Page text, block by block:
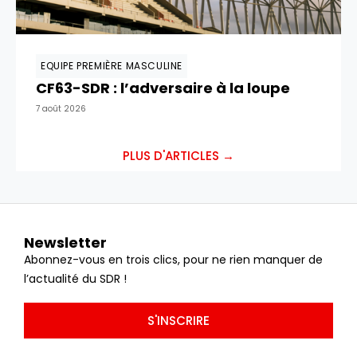
EQUIPE PREMIÈRE MASCULINE
CF63-SDR : l’adversaire à la loupe
7 août 2026
PLUS D'ARTICLES →
Newsletter
Abonnez-vous en trois clics, pour ne rien manquer de
l’actualité du SDR !
S'INSCRIRE